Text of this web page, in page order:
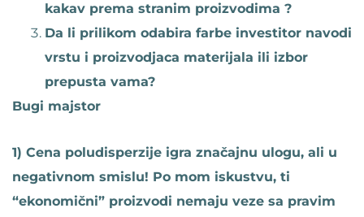
kakav prema stranim proizvodima ?
Da li prilikom odabira farbe investitor navodi
vrstu i proizvodjaca materijala ili izbor
prepusta vama?
Bugi majstor
1) Cena poludisperzije igra značajnu ulogu, ali u
negativnom smislu! Po mom iskustvu, ti
“ekonomični” proizvodi nemaju veze sa pravim